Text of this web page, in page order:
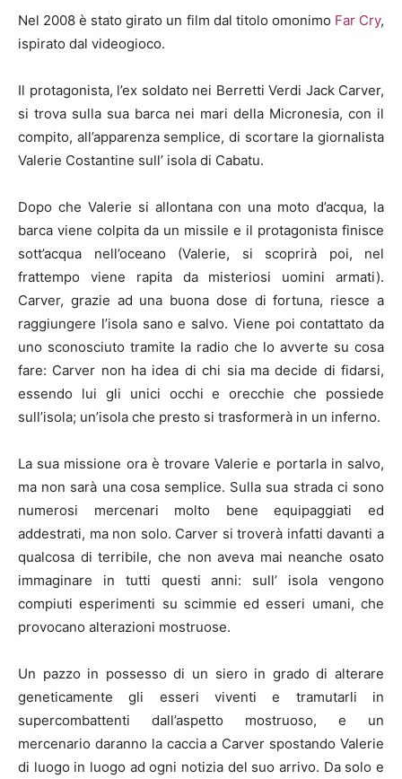
Nel 2008 è stato girato un film dal titolo omonimo Far Cry,
ispirato dal videogioco.
Il protagonista, l’ex soldato nei Berretti Verdi Jack Carver,
si trova sulla sua barca nei mari della Micronesia, con il
compito, all’apparenza semplice, di scortare la giornalista
Valerie Costantine sull’ isola di Cabatu.
Dopo che Valerie si allontana con una moto d’acqua, la
barca viene colpita da un missile e il protagonista finisce
sott’acqua nell’oceano (Valerie, si scoprirà poi, nel
frattempo viene rapita da misteriosi uomini armati).
Carver, grazie ad una buona dose di fortuna, riesce a
raggiungere l’isola sano e salvo. Viene poi contattato da
uno sconosciuto tramite la radio che lo avverte su cosa
fare: Carver non ha idea di chi sia ma decide di fidarsi,
essendo lui gli unici occhi e orecchie che possiede
sull’isola; un’isola che presto si trasformerà in un inferno.
La sua missione ora è trovare Valerie e portarla in salvo,
ma non sarà una cosa semplice. Sulla sua strada ci sono
numerosi mercenari molto bene equipaggiati ed
addestrati, ma non solo. Carver si troverà infatti davanti a
qualcosa di terribile, che non aveva mai neanche osato
immaginare in tutti questi anni: sull’ isola vengono
compiuti esperimenti su scimmie ed esseri umani, che
provocano alterazioni mostruose.
Un pazzo in possesso di un siero in grado di alterare
geneticamente gli esseri viventi e tramutarli in
supercombattenti dall’aspetto mostruoso, e un
mercenario daranno la caccia a Carver spostando Valerie
di luogo in luogo ad ogni notizia del suo arrivo. Da solo e